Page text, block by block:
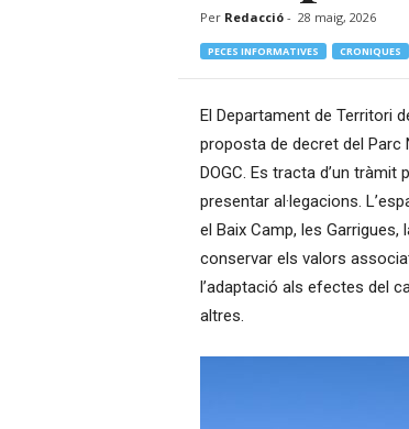
Per Redacció- 28 maig, 2026
PECES INFORMATIVES CRONIQUES
El Departament de Territori
proposta de decret del Parc
DOGC. Es tracta d’un tràmit
presentar al·legacions.
el Baix Camp, les
conservar els valors
l’adaptació als efectes del
altres.